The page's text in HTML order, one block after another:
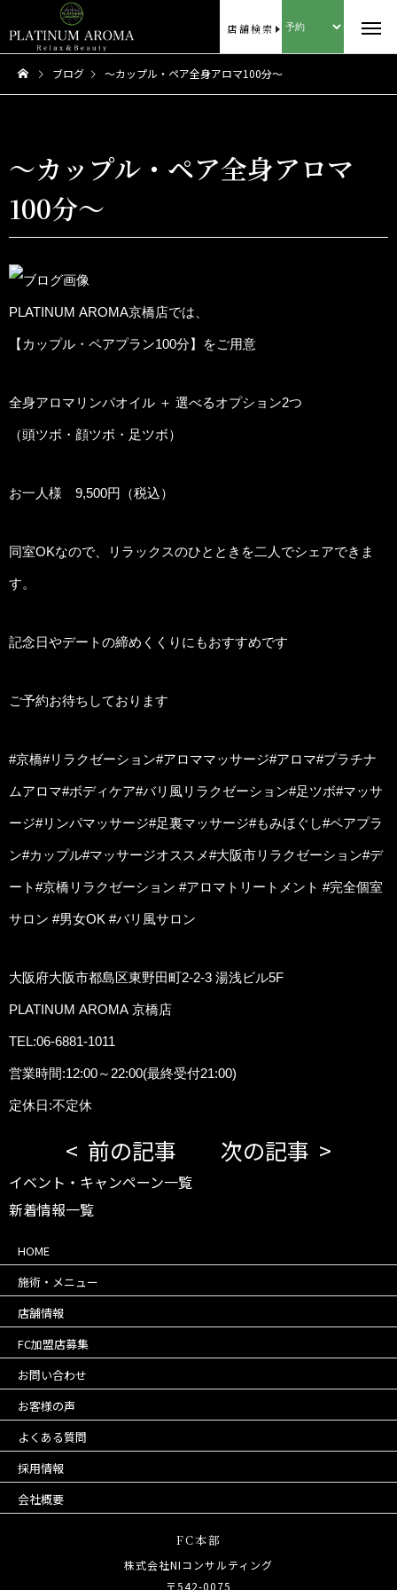
店舗検索
ブログ 〜カップル・ペア全身アロマ100分〜
〜カップル・ペア全身アロマ
100分〜
PLATINUM AROMA京橋店では、
【カップル・ペアプラン100分】をご用意
全身アロマリンパオイル ＋ 選べるオプション2つ
（頭ツボ・顔ツボ・足ツボ）
お一人様 9,500円（税込）
同室OKなので、リラックスのひとときを二人でシェアできま
す。
記念日やデートの締めくくりにもおすすめです
ご予約お待ちしております
#京橋#リラクゼーション#アロママッサージ#アロマ#プラチナ
ムアロマ#ボディケア#バリ風リラクゼーション#足ツボ#マッサ
ージ#リンパマッサージ#足裏マッサージ#もみほぐし#ペアプラ
ン#カップル#マッサージオススメ#大阪市リラクゼーション#デ
ート#京橋リラクゼーション #アロマトリートメント #完全個室
サロン #男女OK #バリ風サロン
大阪府大阪市都島区東野田町2-2-3 湯浅ビル5F
PLATINUM AROMA 京橋店
TEL:06-6881-1011
営業時間:12:00～22:00(最終受付21:00)
定休日:不定休
前の記事 次の記事
イベント・キャンペーン一覧
新着情報一覧
HOME
施術・メニュー
店舗情報
FC加盟店募集
お問い合わせ
お客様の声
よくある質問
採用情報
会社概要
FC本部
株式会社NIコンサルティング
〒542-0075